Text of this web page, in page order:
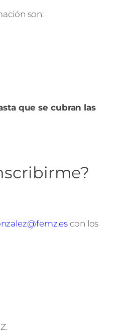
son:
que se cubran las
con los